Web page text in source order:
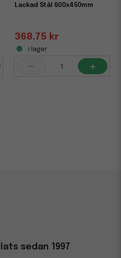
Lackad Stål 600x450mm
368,75 kr
i lager
- +
sedan 1997